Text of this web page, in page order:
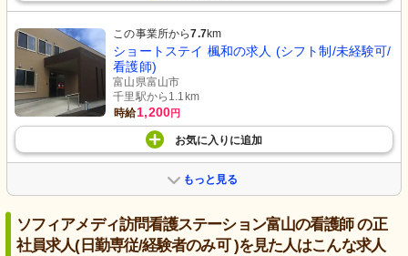
この事業所から7.7km
ショートステイ 楓和の求人 (シフト制/未経験可/
看護師)
富山県富山市
千里駅から1.1km
時給1,200円
お気に入り に追加
もっと見る
ソフィアメディ訪問看護ステーション富山の看護師 の正
社員求人(日勤専従/経験者のみ可 )を見た人はこんな求人